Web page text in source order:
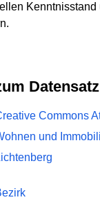
Datensatz
Commons
und